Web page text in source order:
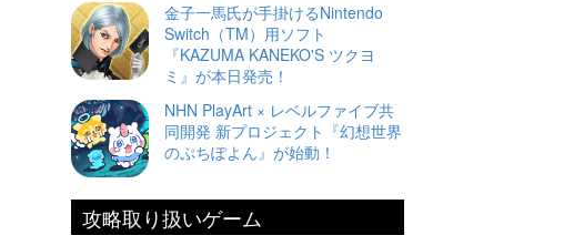
金子一馬氏が手掛けるNintendo
Switch（TM）用ソフト
『KAZUMA KANEKO'S ツクヨ
ミ』が本日発売！
NHN PlayArt × レベルファイブ共
同開発 新プロジェクト『幻想世界
のぷちぽよん』が始動！
攻略取り扱いゲーム